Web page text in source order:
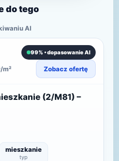
do tego
AI
99% • dopasowanie AI
m² Zobacz ofertę
(2/M81) –
mieszkanie
typ